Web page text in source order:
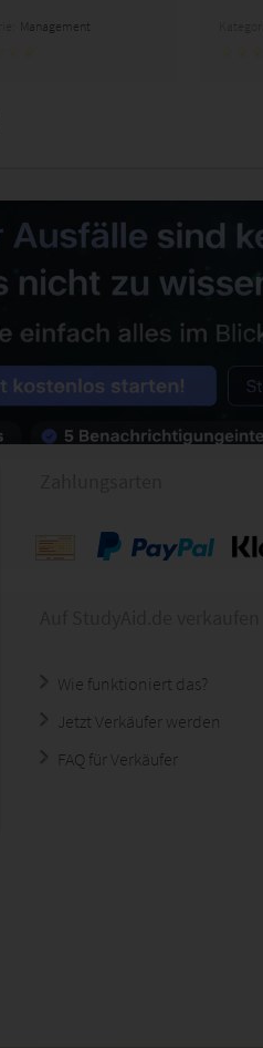
Management
Wie funktioniert das?
Jetzt Verkäufer werden
FAQ für Verkäufer